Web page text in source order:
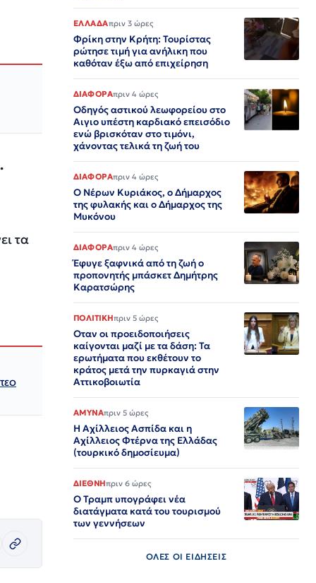
τα
ΕΛΛΑΔΑπριν 3 ώρες
Φρίκη στην Κρήτη: Τουρίστας
ρώτησε τιμή για ανήλικη που
καθόταν έξω από επιχείρηση
ΔΙΑΦΟΡΑπριν 4 ώρες
Οδηγός αστικού λεωφορείου στο
Αιγιο υπέστη καρδιακό επεισόδιο
ενώ βρισκόταν στο τιμόνι,
χάνοντας τελικά τη ζωή του
ΔΙΑΦΟΡΑπριν 4 ώρες
Ο Νέρων Κυριάκος, o Δήμαρχος
της φυλακής και ο Δήμαρχος της
Μυκόνου
ΔΙΑΦΟΡΑπριν 4 ώρες
Έφυγε ξαφνικά από τη ζωή ο
προπονητής μπάσκετ Δημήτρης
Καρατσώρης
ΠΟΛΙΤΙΚΗπριν 5 ώρες
Οταν οι προειδοποιήσεις
καίγονται μαζί με τα δάση: Τα
ερωτήματα που εκθέτουν το
κράτος μετά την πυρκαγιά στην
Αττικοβοιωτία
ΑΜΥΝΑπριν 5 ώρες
Η Αχίλλειος Ασπίδα και η
Αχίλλειος Φτέρνα της Ελλάδας
(τουρκικό δημοσίευμα)
ΔΙΕΘΝΗπριν 6 ώρες
Ο Τραμπ υπογράφει νέα
διατάγματα κατά του τουρισμού
των γεννήσεων
ΟΛΕΣ ΟΙ ΕΙΔΗΣΕΙΣ